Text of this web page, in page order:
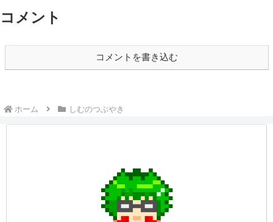
コメント
コメントを書き込む
ホーム しむのつぶやき